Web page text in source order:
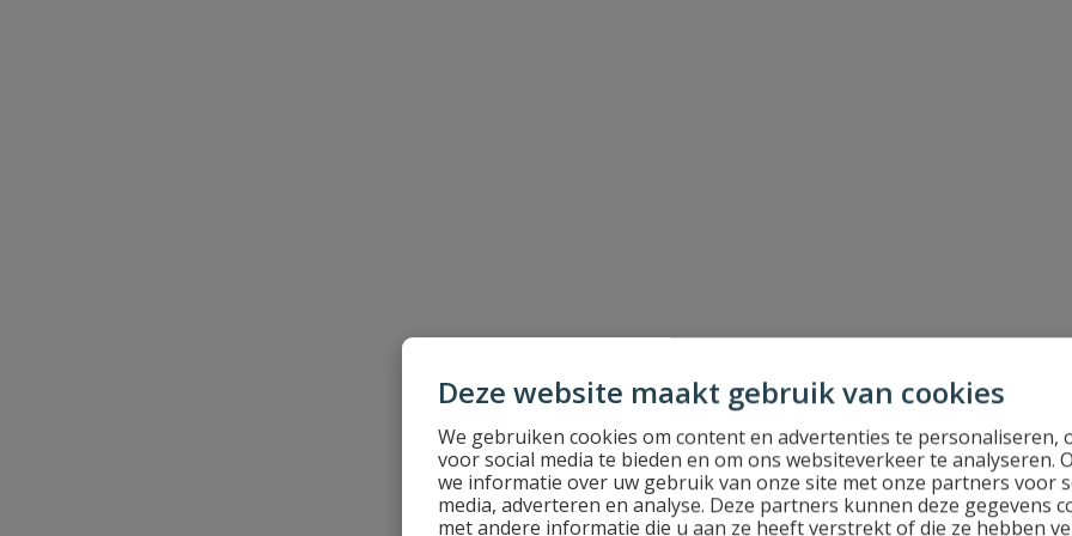
Deze website maakt gebruik van cookies
We gebruiken cookies om content en advertenties te personaliseren,
voor social media te bieden en om ons websiteverkeer te analyseren.
we informatie over uw gebruik van onze site met onze partners voor
media, adverteren en analyse. Deze partners kunnen deze gegevens
met andere informatie die u aan ze heeft verstrekt of die ze hebben